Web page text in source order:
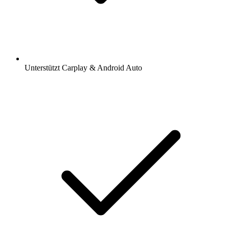
Unterstützt Carplay & Android Auto